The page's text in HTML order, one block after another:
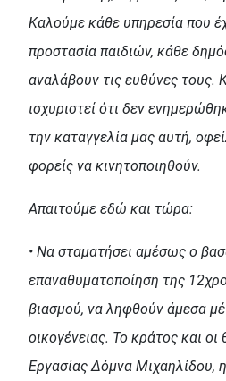
Καλούμε κάθε υπηρεσία που
προστασία παιδιών, κάθε
αναλάβουν τις ευθύνες τους.
ισχυριστεί ότι δεν
την καταγγελία μας αυτή,
φορείς να κινητοποιηθούν.
Απαιτούμε εδώ και τώρα:
• Να σταματήσει αμέσως ο
επαναθυματοποίηση της
βιασμού, να ληφθούν άμεσα
οικογένειας. Το κράτος και
Εργασίας Δόμνα Μιχαηλίδου,